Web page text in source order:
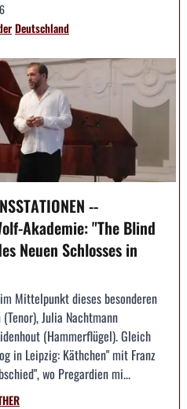
Deutschland
--
Akademie: "The Blind
Neuen Schlosses in
Mittelpunkt dieses besonderen
Julia Nachtmann
(Hammerflügel). Gleich
in Leipzig: Käthchen" mit Franz
wo Pregardien mi...